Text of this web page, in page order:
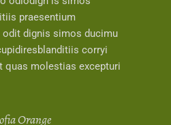
praesentium
dignis simos ducimu
corryi
quas molestias excepturi
Orange